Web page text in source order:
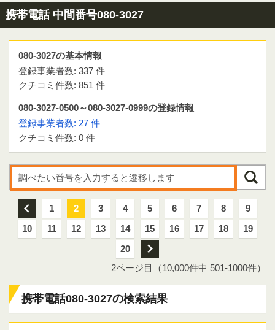
携帯電話 中間番号080-3027
080-3027の基本情報
登録事業者数: 337 件
クチコミ件数: 851 件
080-3027-0500～080-3027-0999の登録情報
登録事業者数: 27 件
クチコミ件数: 0 件
前 1 2 3 4 5 6 7 8
9
10
11 12 13 14 15 16 17 18
19
20
次
2ページ目（10,000件中 501-1000件）
携帯電話080-3027の検索結果